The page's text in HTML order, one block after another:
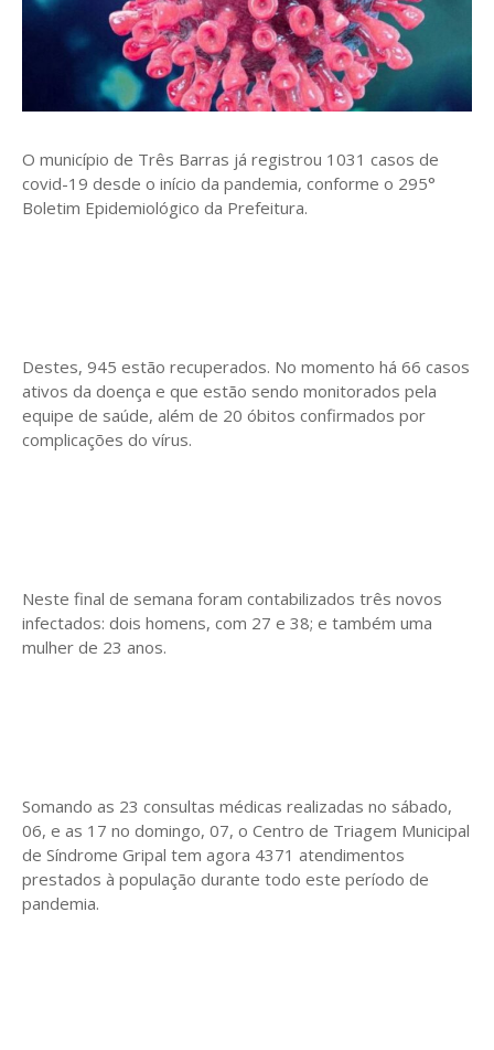
O município de Três Barras já registrou 1031 casos de
covid-19 desde o início da pandemia, conforme o 295°
Boletim Epidemiológico da Prefeitura.
Destes, 945 estão recuperados. No momento há 66 casos
ativos da doença e que estão sendo monitorados pela
equipe de saúde, além de 20 óbitos confirmados por
complicações do vírus.
Neste final de semana foram contabilizados três novos
infectados: dois homens, com 27 e 38; e também uma
mulher de 23 anos.
Somando as 23 consultas médicas realizadas no sábado,
06, e as 17 no domingo, 07, o Centro de Triagem Municipal
de Síndrome Gripal tem agora 4371 atendimentos
prestados à população durante todo este período de
pandemia.